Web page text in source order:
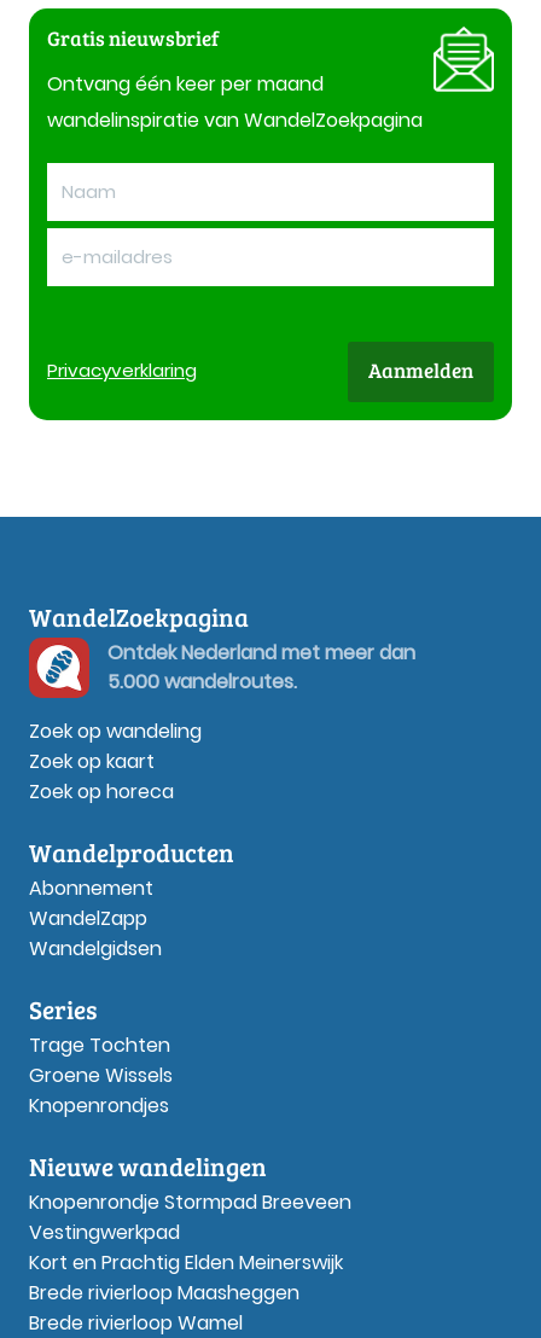
Gratis nieuwsbrief
Ontvang één keer per maand
wandelinspiratie van WandelZoekpagina
Privacyverklaring Aanmelden
WandelZoekpagina
Ontdek Nederland met meer dan
5.000 wandelroutes.
Zoek op wandeling
Zoek op kaart
Zoek op horeca
Wandelproducten
Abonnement
WandelZapp
Wandelgidsen
Series
Trage Tochten
Groene Wissels
Knopenrondjes
Nieuwe wandelingen
Knopenrondje Stormpad Breeveen
Vestingwerkpad
Kort en Prachtig Elden Meinerswijk
Brede rivierloop Maasheggen
Brede rivierloop Wamel